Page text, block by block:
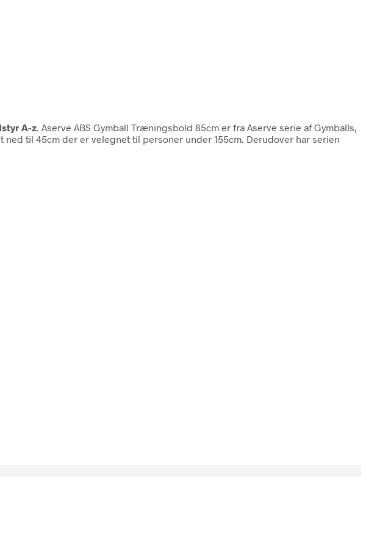
A-z . Aserve ABS Gymball Træningsbold 85cm er fra Aserve serie af Gymballs,
til 45cm der er velegnet til personer under 155cm. Derudover har serien